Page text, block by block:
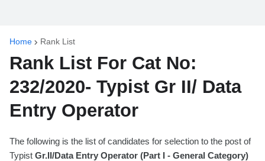
Home Rank List
Rank List For Cat No:
232/2020- Typist Gr II/ Data
Entry Operator
The following is the list of candidates for selection to the post of
Typist Gr.II/Data Entry Operator (Part I - General Category)